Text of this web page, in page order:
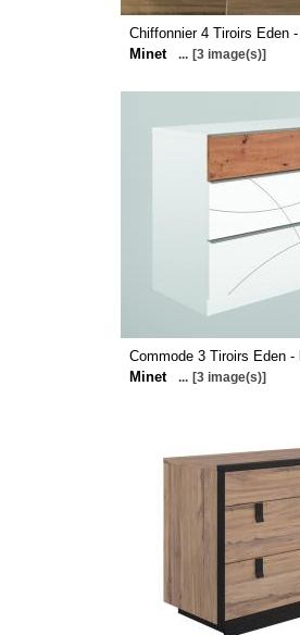
Chiffonnier 4 Tiroirs Eden -
Minet
... [3 image(s)]
Commode 3 Tiroirs Eden -
Minet
... [3 image(s)]